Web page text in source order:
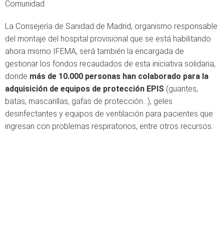
Comunidad.
La Consejería de Sanidad de Madrid, organismo responsable
del montaje del hospital provisional que se está habilitando
ahora mismo IFEMA, será también la encargada de
gestionar los fondos recaudados de esta iniciativa solidaria,
donde más de 10.000 personas han colaborado para la
adquisición de equipos de protección EPIS (guantes,
batas, mascarillas, gafas de protección…), geles
desinfectantes y equipos de ventilación para pacientes que
ingresan con problemas respiratorios, entre otros recursos.